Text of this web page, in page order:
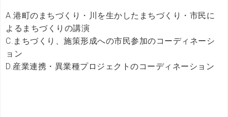
A.港町のまちづくり・川を生かしたまちづくり・市民に
よるまちづくりの講演
C.まちづくり、施策形成への市民参加のコーディネーシ
ョン
D.産業連携・異業種プロジェクトのコーディネーション